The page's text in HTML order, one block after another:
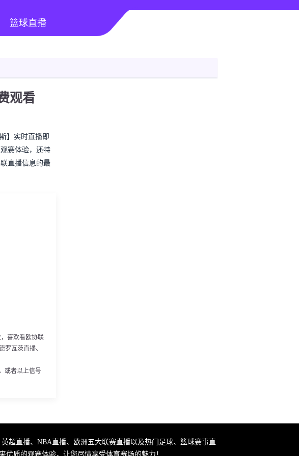
篮球直播
观看
】实时直播即
赛体验，还特
直播信息的最
，喜欢看欧协联
罗瓦茨直播、
或者以上信号
超直播、NBA直播、欧洲五大联赛直播以及热门足球、篮球赛事直
质的观赛体验，让您尽情享受体育赛场的魅力！